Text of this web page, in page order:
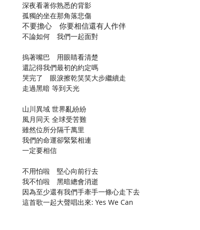
深夜看著你熟悉的背影
孤獨的坐在那角落悲傷
不要擔心 你要相信還有人作伴
不論如何 我們一起面對
摀著嘴巴 用眼睛看清楚
​還記得我們最初的約定嗎
哭完了 眼淚擦乾笑笑大步繼續走
走過黑暗 等到天光
山川異域 世界亂紛紛
風月同天 全球受苦難
雖然位所分隔千萬里
我們的命運卻緊緊相連
一定要相信
​不用怕啦 堅心向前行去
我不怕啦 黑暗總會消逝
因為至少還有我們手牽手一條心走下去
這首歌一起大聲唱出來: Yes We Can